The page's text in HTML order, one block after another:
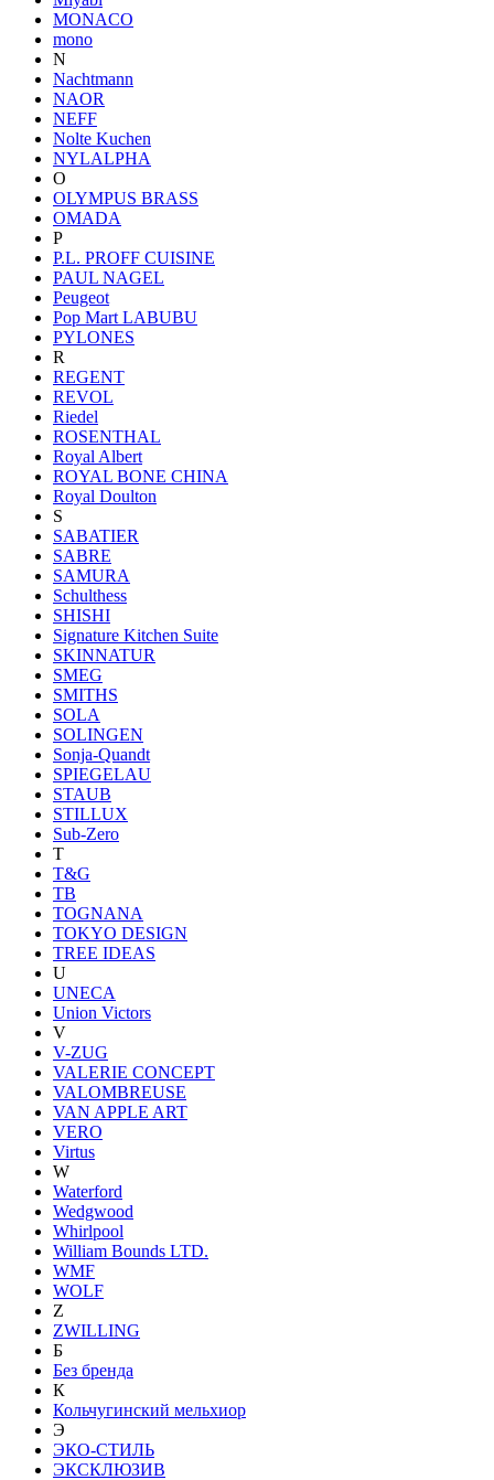
MONACO
mono
N
Nachtmann
NAOR
NEFF
Nolte Kuchen
NYLALPHA
O
OLYMPUS BRASS
OMADA
P
P.L. PROFF CUISINE
PAUL NAGEL
Peugeot
Pop Mart LABUBU
PYLONES
R
REGENT
REVOL
Riedel
ROSENTHAL
Royal Albert
ROYAL BONE CHINA
Royal Doulton
S
SABATIER
SABRE
SAMURA
Schulthess
SHISHI
Signature Kitchen Suite
SKINNATUR
SMEG
SMITHS
SOLA
SOLINGEN
Sonja-Quandt
SPIEGELAU
STAUB
STILLUX
Sub-Zero
T
T&G
TB
TOGNANA
TOKYO DESIGN
TREE IDEAS
U
UNECA
Union Victors
V
V-ZUG
VALERIE CONCEPT
VALOMBREUSE
VAN APPLE ART
VERO
Virtus
W
Waterford
Wedgwood
Whirlpool
William Bounds LTD.
WMF
WOLF
Z
ZWILLING
Б
Без бренда
К
Кольчугинский мельхиор
Э
ЭКО-СТИЛЬ
ЭКСКЛЮЗИВ